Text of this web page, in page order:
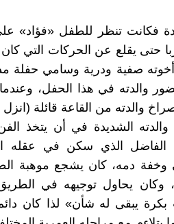
فكانت تنظر للطفل
حتى يقلع عن الحركات التي
صفية ودرية وسامي حفلة
والدته في هذا الحفل،
والدته من القاعة قائلة
الشديدة في أن يتخذ
الفاضل الذي سكن في عقله
وخفة دمه، كان يشجع موهبة
وكان يحاول توجيهه في
بكرة يبقى له شأن» لذا كان